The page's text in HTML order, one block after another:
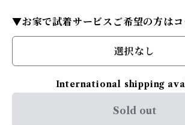
▼お家で試着サービスご希望の方は
選択なし
International shipping
Sold out